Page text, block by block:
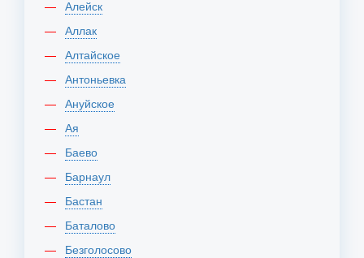
Алейск
Аллак
Алтайское
Антоньевка
Ануйское
Ая
Баево
Барнаул
Бастан
Баталово
Безголосово